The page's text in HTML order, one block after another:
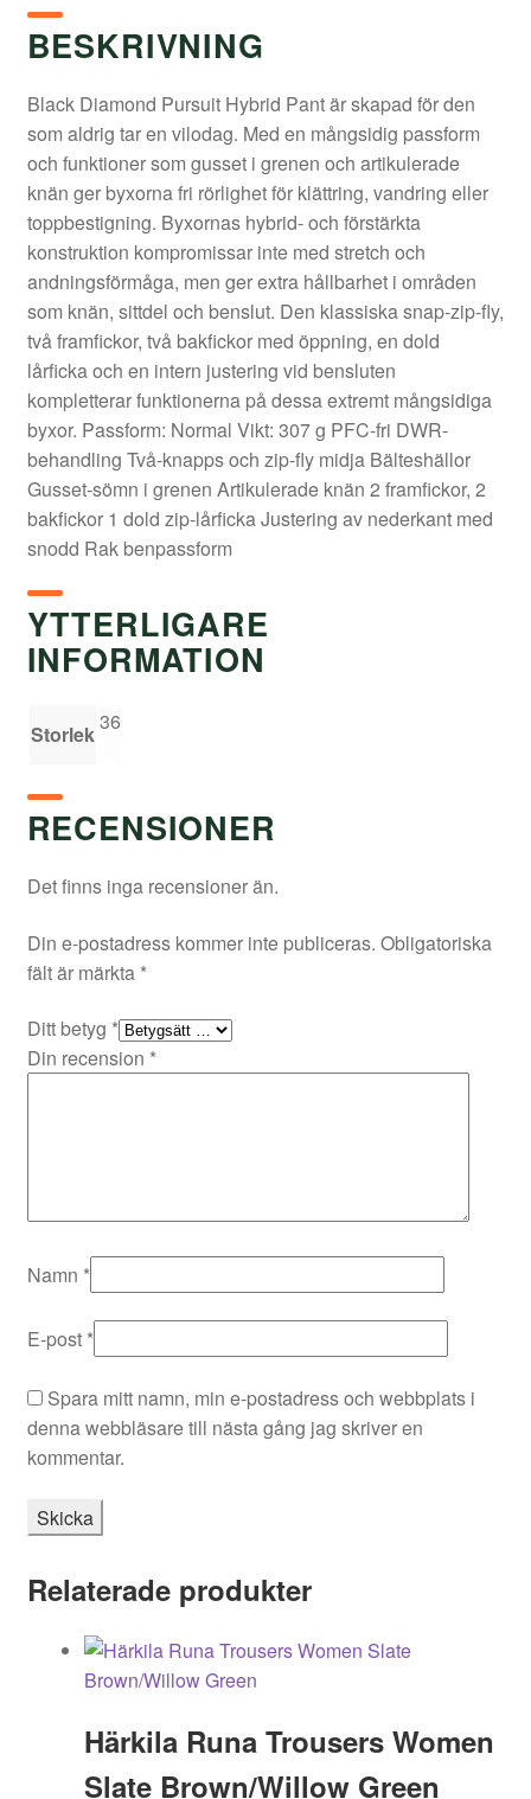
BESKRIVNING
Black Diamond Pursuit Hybrid Pant är skapad för den
som aldrig tar en vilodag. Med en mångsidig passform
och funktioner som gusset i grenen och artikulerade
knän ger byxorna fri rörlighet för klättring, vandring eller
toppbestigning. Byxornas hybrid- och förstärkta
konstruktion kompromissar inte med stretch och
andningsförmåga, men ger extra hållbarhet i områden
som knän, sittdel och benslut. Den klassiska snap-zip-fly,
två framfickor, två bakfickor med öppning, en dold
lårficka och en intern justering vid bensluten
kompletterar funktionerna på dessa extremt mångsidiga
byxor. Passform: Normal Vikt: 307 g PFC-fri DWR-
behandling Två-knapps och zip-fly midja Bälteshällor
Gusset-sömn i grenen Artikulerade knän 2 framfickor, 2
bakfickor 1 dold zip-lårficka Justering av nederkant med
snodd Rak benpassform
YTTERLIGARE
INFORMATION
Storlek36
RECENSIONER
Det finns inga recensioner än.
Din e-postadress kommer inte publiceras. Obligatoriska
fält är märkta *
Ditt betyg *
Din recension *
Namn *
E-post *
Spara mitt namn, min e-postadress och webbplats i
denna webbläsare till nästa gång jag skriver en
kommentar.
Relaterade produkter
Härkila Runa Trousers Women
Slate Brown/Willow Green